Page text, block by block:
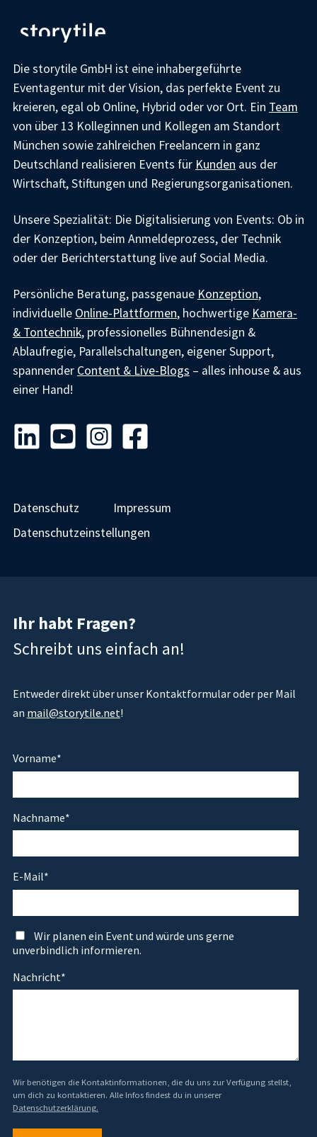
Die storytile GmbH ist eine inhabergeführte
Eventagentur mit der Vision, das perfekte Event zu
kreieren, egal ob Online, Hybrid oder vor Ort. Ein Team
von über 13 Kolleginnen und Kollegen am Standort
München sowie zahlreichen Freelancern in ganz
Deutschland realisieren Events für Kunden aus der
Wirtschaft, Stiftungen und Regierungsorganisationen.
Unsere Spezialität: Die Digitalisierung von Events: Ob in
der Konzeption, beim Anmeldeprozess, der Technik
oder der Berichterstattung live auf Social Media.
Persönliche Beratung, passgenaue Konzeption,
individuelle Online-Plattformen, hochwertige Kamera-
& Tontechnik, professionelles Bühnendesign &
Ablaufregie, Parallelschaltungen, eigener Support,
spannender Content & Live-Blogs – alles inhouse & aus
einer Hand!
Datenschutz
Impressum
Datenschutzeinstellungen
Ihr habt Fragen?
Schreibt uns einfach an!
Entweder direkt über unser Kontaktformular oder per Mail
an mail@storytile.net!
Vorname*
Nachname*
E-Mail*
Wir planen ein Event und würde uns gerne
unverbindlich informieren.
Nachricht*
Wir benötigen die Kontaktinformationen, die du uns zur Verfügung stellst,
um dich zu kontaktieren. Alle Infos findest du in unserer
Datenschutzerklärung.